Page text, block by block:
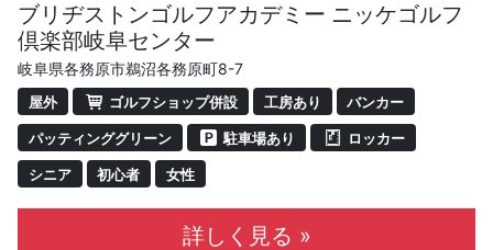
ブリヂストンゴルフアカデミー ニッケゴルフ
倶楽部岐阜センター
岐阜県各務原市鵜沼各務原町8-7
屋外 ゴルフショップ併設 工房あり バンカー
パッティンググリーン 駐車場あり ロッカー
シニア 初心者 女性
詳しく見る »